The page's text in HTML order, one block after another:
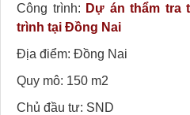
Công trình: Dự án thẩm tra
trình tại Đồng Nai
Địa điểm: Đồng Nai
Quy mô: 150 m2
Chủ đầu tư: SND